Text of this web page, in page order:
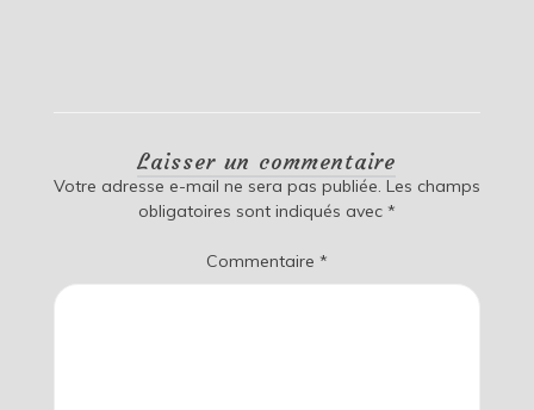
Laisser un commentaire
Votre adresse e-mail ne sera pas publiée. Les champs
obligatoires sont indiqués avec *
Commentaire *